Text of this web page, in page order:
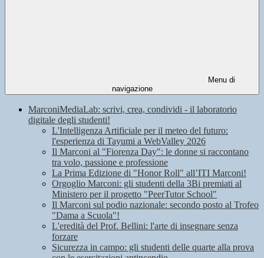
Menu di
navigazione
MarconiMediaLab: scrivi, crea, condividi - il laboratorio
digitale degli studenti!
L'Intelligenza Artificiale per il meteo del futuro:
l'esperienza di Tayumi a WebValley 2026
Il Marconi al "Fiorenza Day": le donne si raccontano
tra volo, passione e professione
La Prima Edizione di "Honor Roll" all’ITI Marconi!
Orgoglio Marconi: gli studenti della 3Bi premiati al
Ministero per il progetto "PeerTutor School"
Il Marconi sul podio nazionale: secondo posto al Trofeo
"Dama a Scuola"!
L'eredità del Prof. Bellini: l'arte di insegnare senza
forzare
Sicurezza in campo: gli studenti delle quarte alla prova